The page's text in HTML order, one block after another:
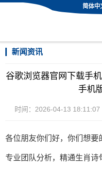
简体中
新闻资讯
谷歌浏览器官网下载手
手机
时间：2026-04-13 18:11:07
各位朋友你们好，你们想要
专业团队分析，精通生肖